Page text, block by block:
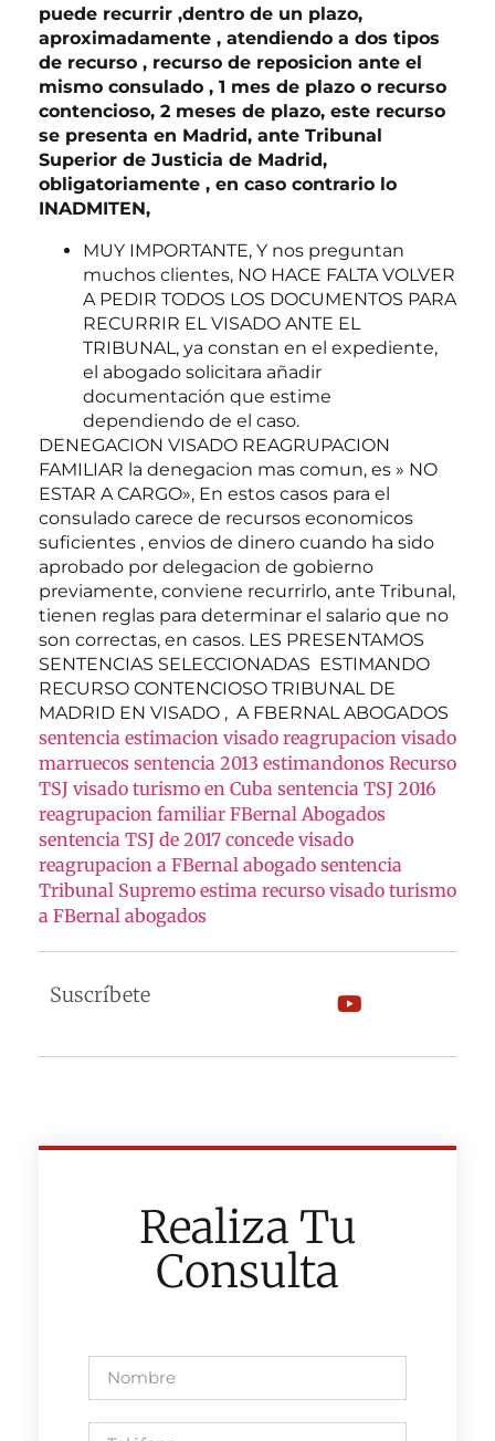
puede recurrir ,dentro de un plazo,
aproximadamente , atendiendo a dos tipos
de recurso , recurso de reposicion ante el
mismo consulado , 1 mes de plazo o recurso
contencioso, 2 meses de plazo, este recurso
se presenta en Madrid, ante Tribunal
Superior de Justicia de Madrid,
obligatoriamente , en caso contrario lo
INADMITEN,
MUY IMPORTANTE, Y nos preguntan
muchos clientes, NO HACE FALTA VOLVER
A PEDIR TODOS LOS DOCUMENTOS PARA
RECURRIR EL VISADO ANTE EL
TRIBUNAL, ya constan en el expediente,
el abogado solicitara añadir
documentación que estime
dependiendo de el caso.
DENEGACION VISADO REAGRUPACION
FAMILIAR la denegacion mas comun, es » NO
ESTAR A CARGO», En estos casos para el
consulado carece de recursos economicos
suficientes , envios de dinero cuando ha sido
aprobado por delegacion de gobierno
previamente, conviene recurrirlo, ante Tribunal,
tienen reglas para determinar el salario que no
son correctas, en casos. LES PRESENTAMOS
SENTENCIAS SELECCIONADAS ESTIMANDO
RECURSO CONTENCIOSO TRIBUNAL DE
MADRID EN VISADO , A FBERNAL ABOGADOS
sentencia estimacion visado reagrupacion visado
marruecos sentencia 2013 estimandonos Recurso
TSJ visado turismo en Cuba sentencia TSJ 2016
reagrupacion familiar FBernal Abogados
sentencia TSJ de 2017 concede visado
reagrupacion a FBernal abogado sentencia
Tribunal Supremo estima recurso visado turismo
a FBernal abogados
Suscríbete
Realiza Tu
Consulta